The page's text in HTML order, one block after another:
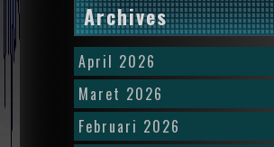
Archives
April 2026
Maret 2026
Februari 2026